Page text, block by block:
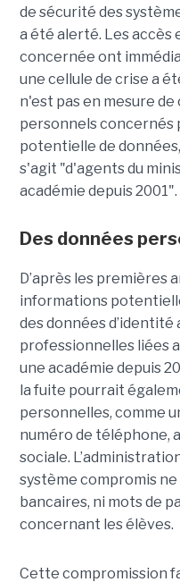
de sécurité des
a été alerté. Les
concernée ont
une cellule de crise a
n'est pas en mesure
personnels
potentielle de
s'agit "d'agents du
académie depuis 2001".
Des données
D’après les premières
informations
des données
professionnelles liées
une académie depuis
la fuite pourrait
personnelles, comme
numéro de téléphone,
sociale.
système compromis
bancaires, ni mots de
concernant les élèves.
Cette compromission